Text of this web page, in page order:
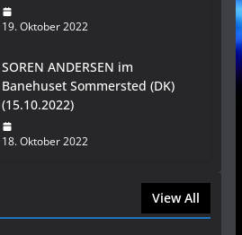
19. Oktober 2022
SOREN ANDERSEN im
Banehuset Sommersted (DK)
(15.10.2022)
18. Oktober 2022
View All